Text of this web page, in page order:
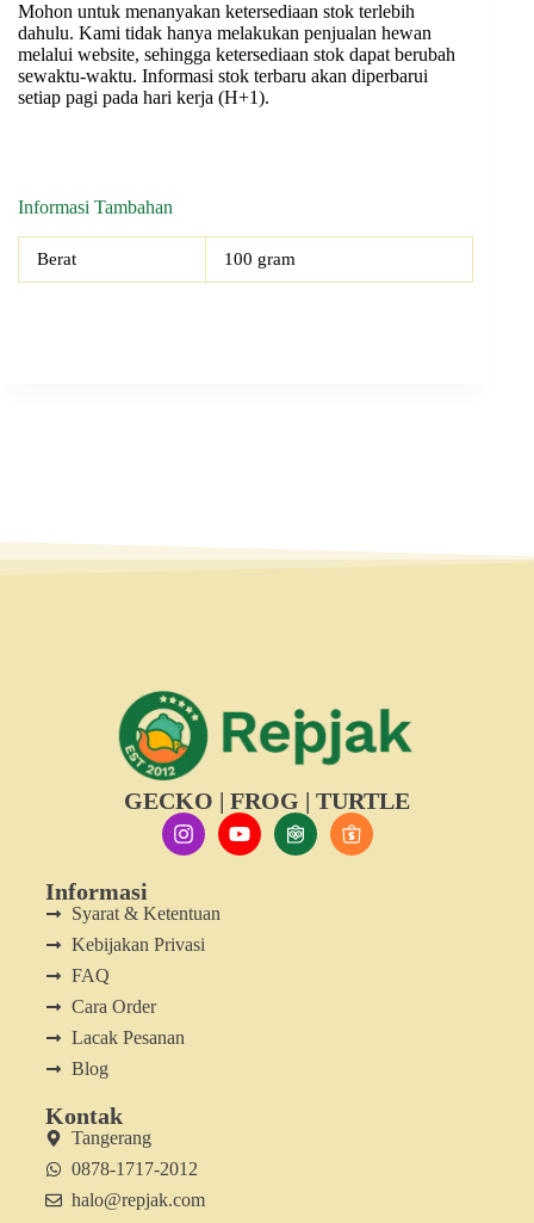
Mohon untuk menanyakan ketersediaan stok terlebih
dahulu. Kami tidak hanya melakukan penjualan hewan
melalui website, sehingga ketersediaan stok dapat berubah
sewaktu-waktu. Informasi stok terbaru akan diperbarui
setiap pagi pada hari kerja (H+1).
Informasi Tambahan
Berat 100 gram
GECKO | FROG | TURTLE
Informasi
Syarat & Ketentuan
Kebijakan Privasi
FAQ
Cara Order
Lacak Pesanan
Blog
Kontak
Tangerang
0878-1717-2012
halo@repjak.com